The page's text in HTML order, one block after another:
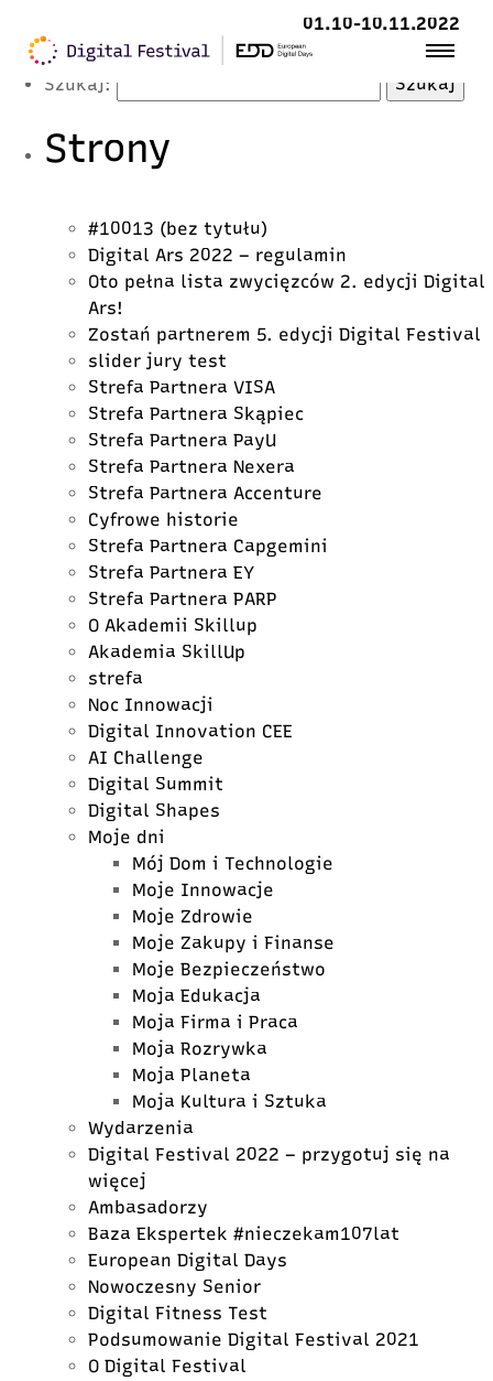
01.10-10.11.2022
Latest Posts
Szukaj:
Strony
#10013 (bez tytułu)
Digital Ars 2022 – regulamin
Oto pełna lista zwycięzców 2. edycji Digital
Ars!
Zostań partnerem 5. edycji Digital Festival
slider jury test
Strefa Partnera VISA
Strefa Partnera Skąpiec
Strefa Partnera PayU
Strefa Partnera Nexera
Strefa Partnera Accenture
Cyfrowe historie
Strefa Partnera Capgemini
Strefa Partnera EY
Strefa Partnera PARP
O Akademii Skillup
Akademia SkillUp
strefa
Noc Innowacji
Digital Innovation CEE
AI Challenge
Digital Summit
Digital Shapes
Moje dni
Mój Dom i Technologie
Moje Innowacje
Moje Zdrowie
Moje Zakupy i Finanse
Moje Bezpieczeństwo
Moja Edukacja
Moja Firma i Praca
Moja Rozrywka
Moja Planeta
Moja Kultura i Sztuka
Wydarzenia
Digital Festival 2022 – przygotuj się na
więcej
Ambasadorzy
Baza Ekspertek #nieczekam107lat
European Digital Days
Nowoczesny Senior
Digital Fitness Test
Podsumowanie Digital Festival 2021
O Digital Festival